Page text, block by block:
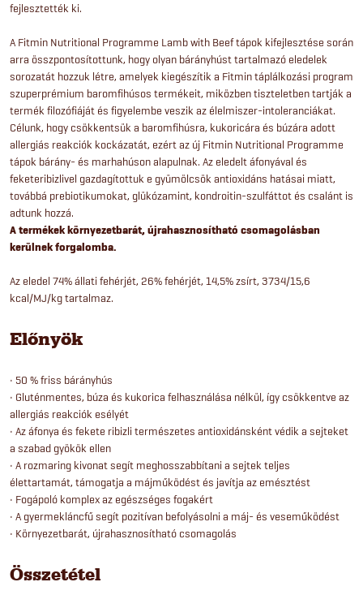
fejlesztették ki.
A Fitmin Nutritional Programme Lamb with Beef tápok kifejlesztése során
arra összpontosítottunk, hogy olyan bárányhúst tartalmazó eledelek
sorozatát hozzuk létre, amelyek kiegészítik a Fitmin táplálkozási program
szuperprémium baromfihúsos termékeit, miközben tiszteletben tartják a
termék filozófiáját és figyelembe veszik az élelmiszer-intoleranciákat.
Célunk, hogy csökkentsük a baromfihúsra, kukoricára és búzára adott
allergiás reakciók kockázatát, ezért az új Fitmin Nutritional Programme
tápok bárány- és marhahúson alapulnak. Az eledelt áfonyával és
feketeribizlivel gazdagítottuk e gyümölcsök antioxidáns hatásai miatt,
továbbá prebiotikumokat, glükózamint, kondroitin-szulfáttot és csalánt is
adtunk hozzá.
A termékek környezetbarát, újrahasznosítható csomagolásban
kerülnek forgalomba.
Az eledel 74% állati fehérjét, 26% fehérjét, 14,5% zsírt, 3734/15,6
kcal/MJ/kg tartalmaz.
Előnyök
• 50 % friss bárányhús
• Gluténmentes, búza és kukorica felhasználása nélkül, így csökkentve az
allergiás reakciók esélyét
• Az áfonya és fekete ribizli természetes antioxidánsként védik a sejteket
a szabad gyökök ellen
• A rozmaring kivonat segít meghosszabbítani a sejtek teljes
élettartamát, támogatja a májműködést és javítja az emésztést
• Fogápoló komplex az egészséges fogakért
• A gyermekláncfű segít pozitívan befolyásolni a máj- és veseműködést
• Környezetbarát, újrahasznosítható csomagolás
Összetétel